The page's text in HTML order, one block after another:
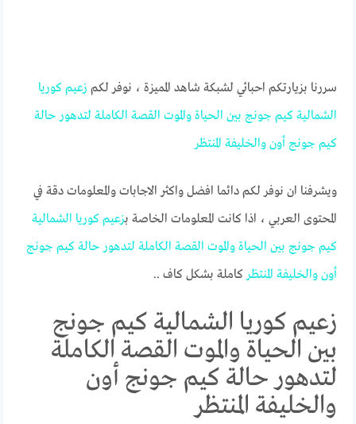
سررنا بزيارتكم احبائي لشبكة شاهد المميزة ، نوفر لكم زعيم كوريا
الشمالية كيم جونج بين الحياة والموت القصة الكاملة لتدهور حالة
كيم جونج أون والخليفة المنتظر
ويشرفنا ان نوفر لكم دائما افضل واكثر الاجابات والمعلومات دقة في
المحتوى العربي ، اذا كانت المعلومات الخاصة بزعيم كوريا الشمالية
كيم جونج بين الحياة والموت القصة الكاملة لتدهور حالة كيم جونج
أون والخليفة المنتظر كاملة بشكل كاف ..
زعيم كوريا الشمالية كيم جونج
بين الحياة والموت القصة الكاملة
لتدهور حالة كيم جونج أون
والخليفة المنتظر